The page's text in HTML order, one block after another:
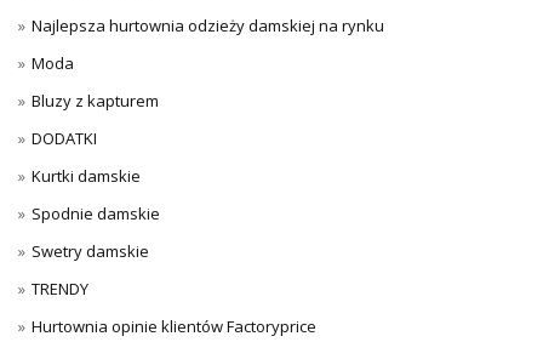
Najlepsza hurtownia odzieży damskiej na rynku
Moda
Bluzy z kapturem
DODATKI
Kurtki damskie
Spodnie damskie
Swetry damskie
TRENDY
Hurtownia opinie klientów Factoryprice